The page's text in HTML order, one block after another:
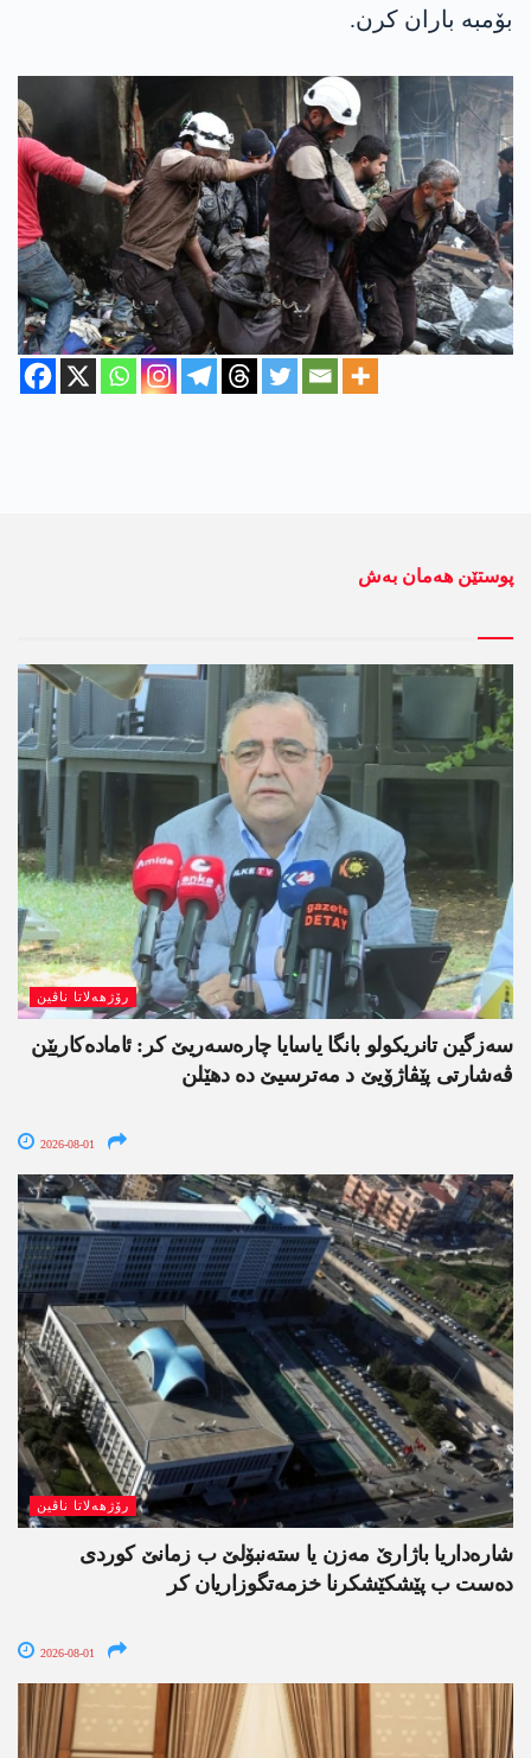
بۆمبە باران کرن.
پوستێن ھەمان بەش
رۆژھەلاتا ناڤین
سەزگین تانریکولو بانگا یاسایا چارەسەریێ کر: ئامادەکاریێن
ڤەشارتی پێڤاژۆیێ د مەترسیێ دە دھێلن
2026-08-01
رۆژھەلاتا ناڤین
شارەداریا باژارێ مەزن یا ستەنبۆلێ ب زمانێ کوردی
دەست ب پێشکێشکرنا خزمەتگوزاریان کر
2026-08-01